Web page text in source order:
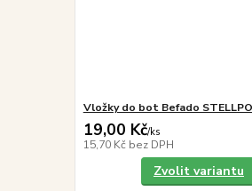
Vložky do bot Befado
19,00 Kč/ks
15,70 Kč bez DPH
Zvolit variantu